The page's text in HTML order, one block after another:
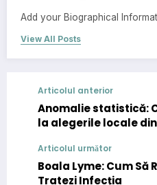
Add your Biographical
View All Posts
Articolul anterior
Anomalie statistică:
la alegerile locale
Articolul următor
Boala Lyme: Cum Să
Tratezi Infecția